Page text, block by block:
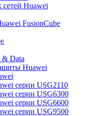
Huawei
FusionCube
& Data
Huawei
серии USG2110
серии USG6300
серии USG6600
серии USG9500